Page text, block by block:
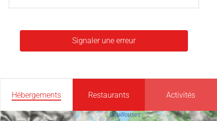
Signaler une erreur
Hébergements Restaurants Activités